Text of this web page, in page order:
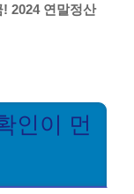
2024 연말정산
인이 먼